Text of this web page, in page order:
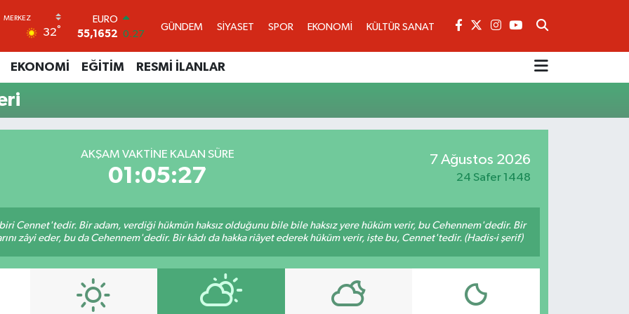
32°
STERLİN
64,4046
0.35
6618.49
2.12
47,7106 0.17
EURO
55,1652
0.27
GÜNDEM SİYASET SPOR EKONOMİ KÜLTÜR SANAT
EKONOMİ EĞİTİM RESMİ İLANLAR
AKŞAM VAKTINE KALAN SÜRE
01:05:27
7 Ağustos 2026
24 Safer 1448
Cennet'tedir. Bir adam, verdiği hükmün haksız olduğunu bile bile haksız yere hüküm verir, bu Cehennem'dedir. Bir
zâyi eder, bu da Cehennem'dedir. Bir kâdı da hakka riâyet ederek hüküm verir, işte bu, Cennet'tedir. (Hadis-i şerif)